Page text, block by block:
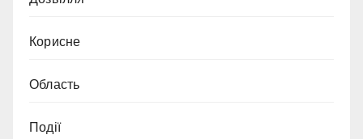
Корисне
Область
Події